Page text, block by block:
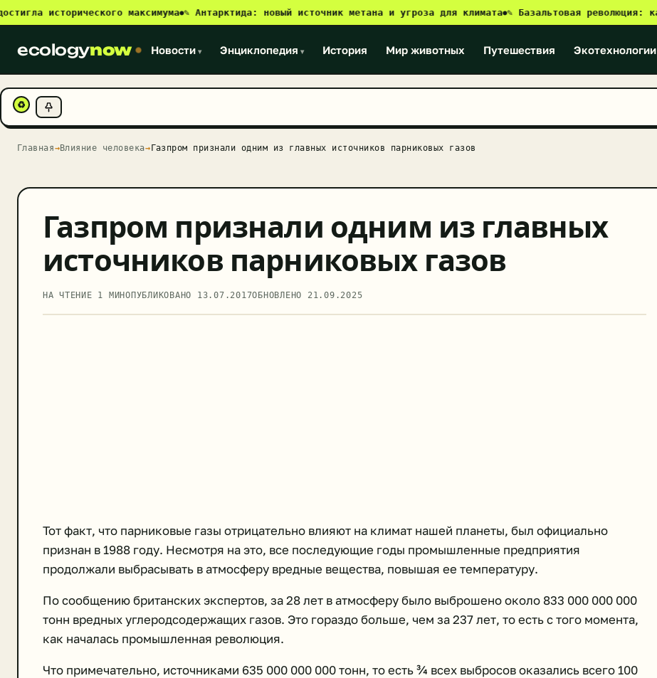
исторического максимума●✎ Антарктида: новый источник метана и угроза для климата●✎ Базальтовая революция: как
ecologynow Новости ▾ Энциклопедия ▾ История Мир животных Путешествия Экотехнологии
♻
Главная→Влияние человека→Газпром признали одним из главных источников парниковых газов
Газпром признали одним из главных
источников парниковых газов
НА ЧТЕНИЕ 1 МИНОПУБЛИКОВАНО 13.07.2017ОБНОВЛЕНО 21.09.2025
Тот факт, что парниковые газы отрицательно влияют на климат нашей планеты, был официально
признан в 1988 году. Несмотря на это, все последующие годы промышленные предприятия
продолжали выбрасывать в атмосферу вредные вещества, повышая ее температуру.
По сообщению британских экспертов, за 28 лет в атмосферу было выброшено около 833 000 000 000
тонн вредных углеродсодержащих газов. Это гораздо больше, чем за 237 лет, то есть с того момента,
как началась промышленная революция.
Что примечательно, источниками 635 000 000 000 тонн, то есть ¾ всех выбросов оказались всего 100